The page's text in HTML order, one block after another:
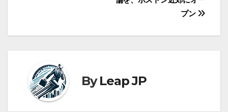
ビ
ー
シ
プン
ByLeap JP